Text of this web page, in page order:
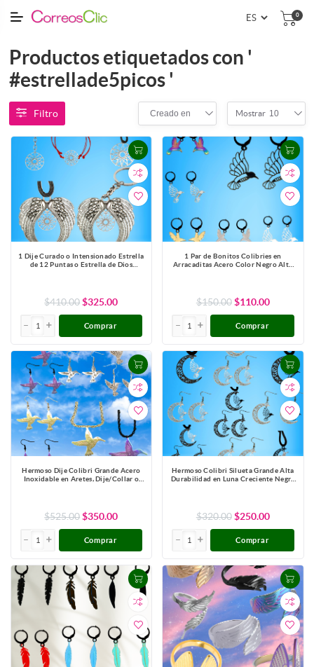
0
Productos etiquetados con '
#estrellade5picos '
Filtro Creado en Mostrar 10
1 Dije Curado o Intensionado Estrella
de 12 Puntas o Estrella de Dios
Collar-X1-Lopi
$410.00 $325.00
Comprar
1 Par de Bonitos Colibries en
Arracaditas Acero Color Negro Alta
$150.00 $110.00
Comprar
Hermoso Dije Colibri Grande Acero
Inoxidable en Aretes, Dije/Collar o
$525.00 $350.00
Comprar
Hermoso Colibri Silueta Grande Alta
Durabilidad en Luna Creciente Negra
$320.00 $250.00
Comprar